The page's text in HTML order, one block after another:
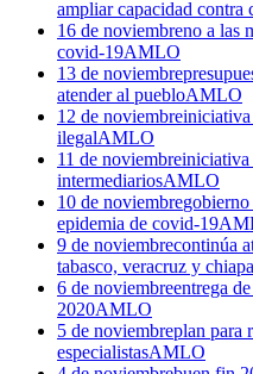
ampliar capacidad contra
16 de noviembreno a las
covid-19AMLO
13 de noviembre
atender al puebloAMLO
12 de noviembreiniciativa
ilegalAMLO
11 de noviembreiniciativa
intermediariosAMLO
10 de noviembregobierno
epidemia de covid-19
9 de noviembrecontinúa
tabasco, veracruz y
6 de noviembreentrega
2020AMLO
5 de noviembreplan para
especialistasAMLO